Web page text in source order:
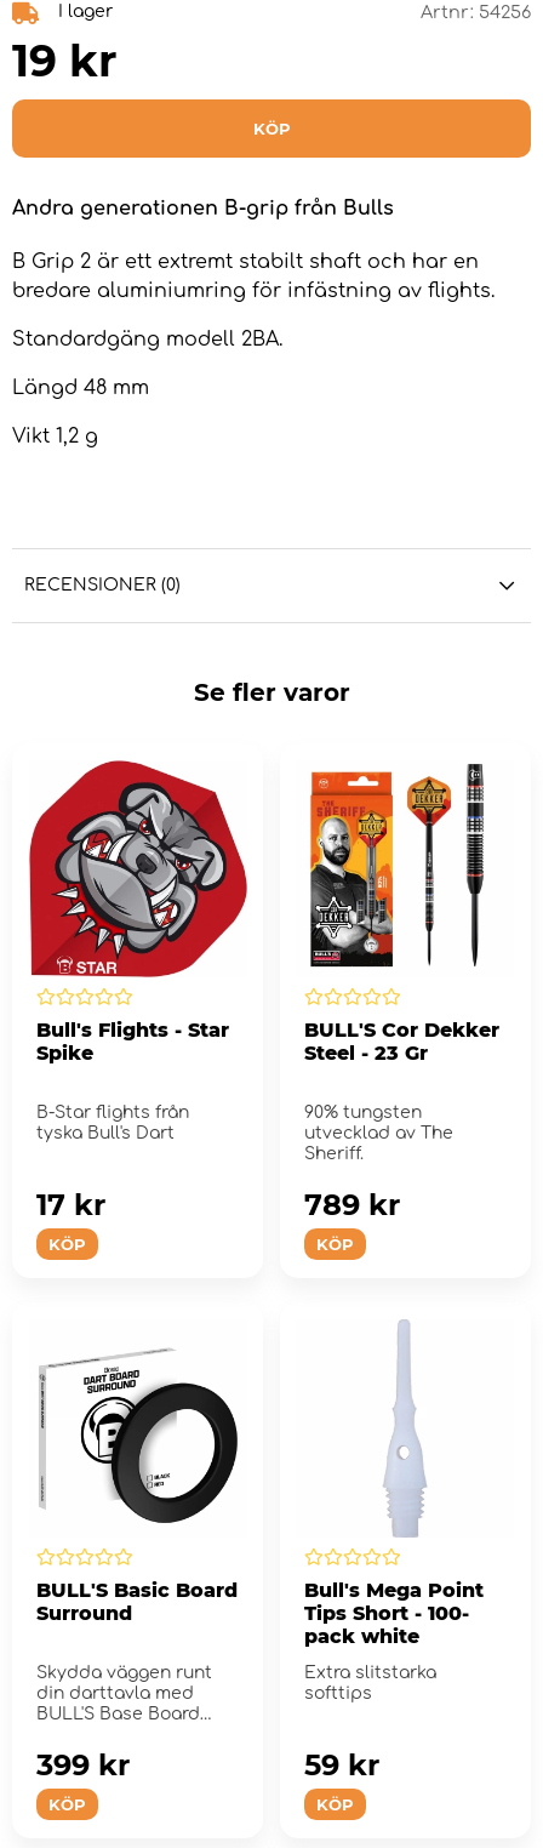
I lager Artnr: 54256
19 kr
KÖP
Andra generationen B-grip från Bulls
B Grip 2 är ett extremt stabilt shaft och har en
bredare aluminiumring för infästning av flights.
Standardgäng modell 2BA.
Längd 48 mm
Vikt 1,2 g
RECENSIONER (0)
Se fler varor
Bull's Flights - Star
Spike
B-Star flights från
tyska Bull's Dart
KÖP
17 kr
BULL'S Cor Dekker
Steel - 23 Gr
90% tungsten
utvecklad av The
Sheriff.
KÖP
789 kr
BULL'S Basic Board
Surround
Skydda väggen runt
din darttavla med
BULL'S Base Board
KÖP
399 kr
Bull's Mega Point
Tips Short - 100-
pack white
Extra slitstarka
softtips
KÖP
59 kr